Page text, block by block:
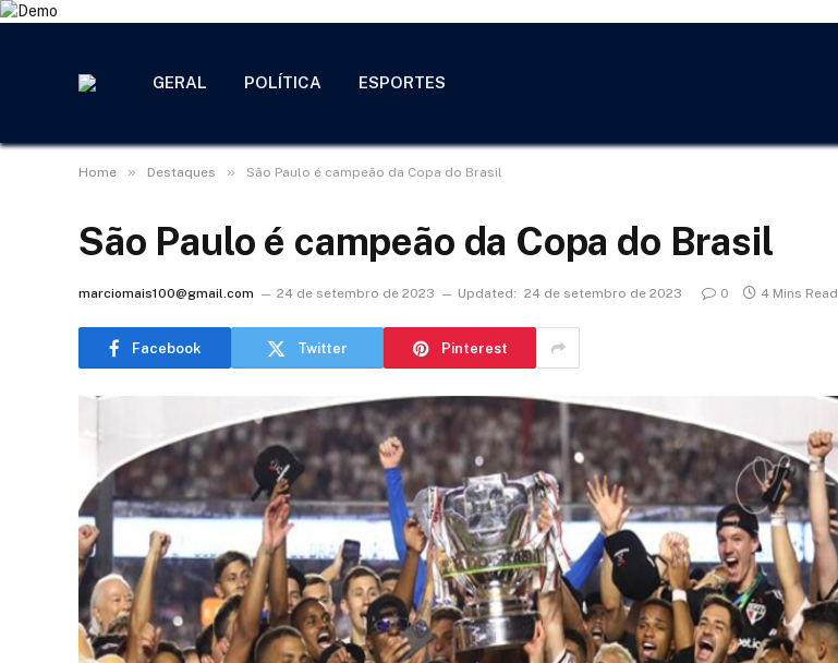
GERAL POLÍTICA ESPORTES
Home » Destaques » São Paulo é campeão da Copa do Brasil
São Paulo é campeão da Copa do Brasil
marciomais100@gmail.com 24 de setembro de 2023 Updated: 24 de setembro de 2023 0 4 Mins Read
Facebook Twitter Pinterest